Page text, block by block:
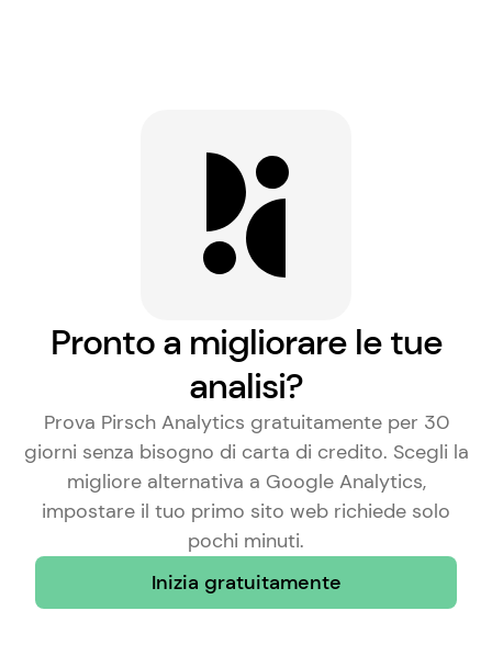
Pronto a migliorare le tue
analisi?
Prova Pirsch Analytics gratuitamente per 30
giorni senza bisogno di carta di credito. Scegli la
migliore alternativa a Google Analytics,
impostare il tuo primo sito web richiede solo
pochi minuti.
Inizia gratuitamente